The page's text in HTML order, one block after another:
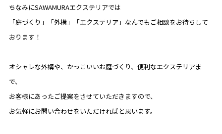
ちなみにSAWAMURAエクステリアでは
「庭づくり」「外構」「エクステリア」なんでもご相談をお待ちして
おります！
オシャレな外構や、かっこいいお庭づくり、便利なエクステリアま
で、
お客様にあったご提案をさせていただきますので、
お気軽にお問い合わせをいただければと思います。